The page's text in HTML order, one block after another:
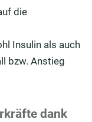
die
Insulin als auch
bzw. Anstieg
dank